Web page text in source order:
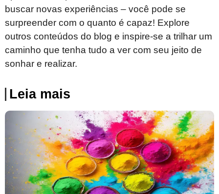
buscar novas experiências – você pode se
surpreender com o quanto é capaz! Explore
outros conteúdos do blog e inspire-se a trilhar um
caminho que tenha tudo a ver com seu jeito de
sonhar e realizar.
Leia mais